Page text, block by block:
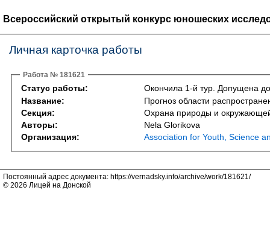
Всероссийский открытый конкурс юношеских
Личная карточка работы
Работа № 181621
Статус работы:
Окончила 1-й тур. Допущена
Название:
Прогноз области
Секция:
Охрана природы и
Авторы:
Nela Glorikova
Организация:
Association for Youth, Science
Постоянный адрес документа: https://vernadsky.info/archive/work/181621/
© 2026 Лицей на Донской